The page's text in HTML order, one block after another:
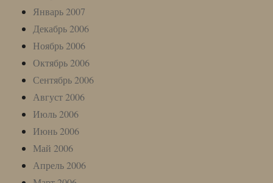
Январь 2007
Декабрь 2006
Ноябрь 2006
Октябрь 2006
Сентябрь 2006
Август 2006
Июль 2006
Июнь 2006
Май 2006
Апрель 2006